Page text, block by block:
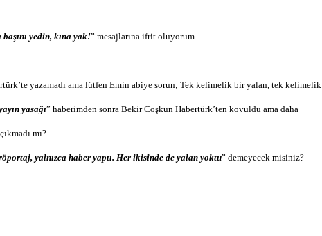
yedin, kına yak!” mesajlarına ifrit oluyorum.
yazamadı ama lütfen Emin abiye sorun; Tek kelimelik bir yalan, tek kelimelik
yasağı” haberimden sonra Bekir Coşkun Habertürk’ten kovuldu ama daha
mı?
yalnızca haber yaptı. Her ikisinde de yalan yoktu” demeyecek misiniz?